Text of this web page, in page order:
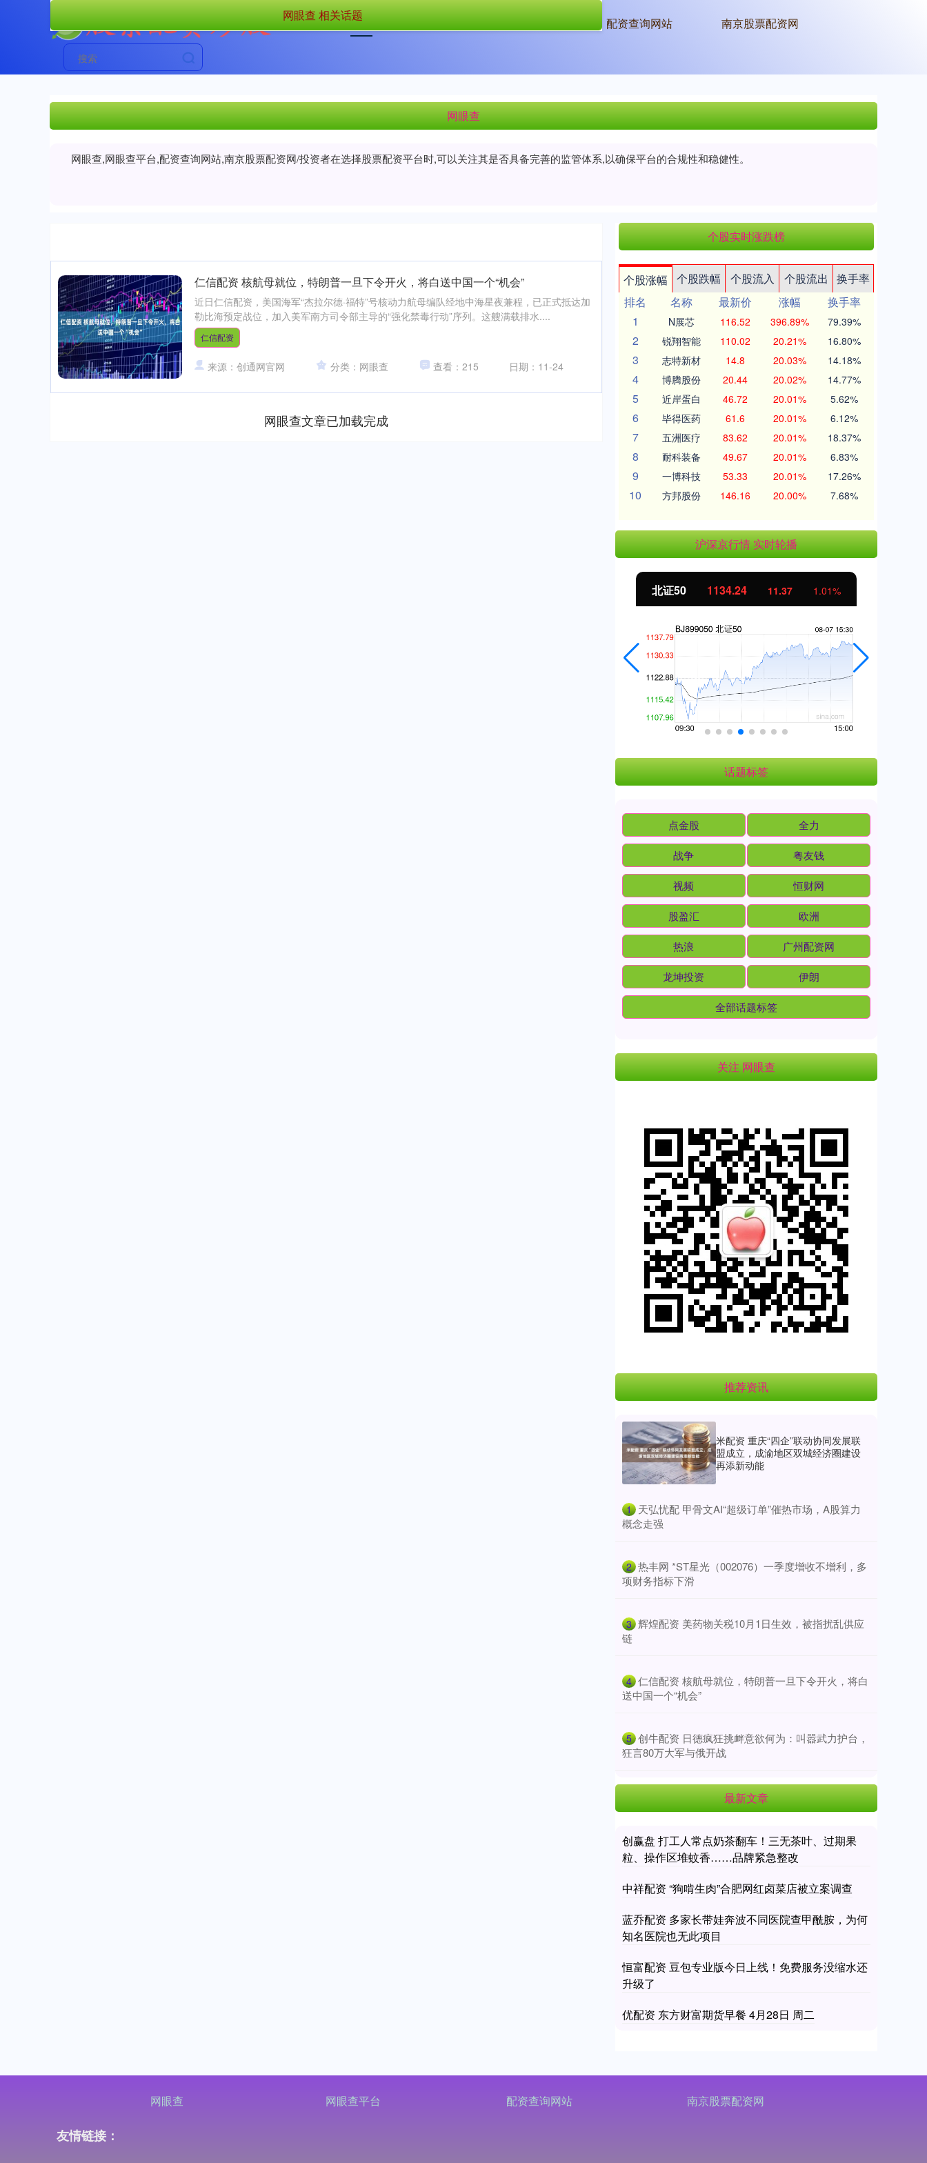
首页 网眼查 网眼查平台 配资查询网站 南京股票配资网
网眼查
网眼查,网眼查平台,配资查询网站,南京股票配资网/投资者在选择股票配资平台时,可以关注其是否具备完善的监管体系,以确保平台的合规性和稳健性。
网眼查 相关话题
仁信配资 核航母就位，特朗普一旦下令开火，将白送中国一个“机会”
近日仁信配资，美国海军“杰拉尔德·福特”号核动力航母编队经地中海星夜兼程，已正式抵达加
勒比海预定战位，加入美军南方司令部主导的“强化禁毒行动”序列。这艘满载排水....
仁信配资
来源：创通网官网 分类：网眼查 查看：215 日期：11-24
网眼查文章已加载完成
个股实时涨跌榜
个股涨幅 个股跌幅 个股流入 个股流出
换手率
排名
名称 最新价 涨幅
换手率
1
N展芯 116.52 396.89% 79.39%
2 锐翔智能 110.02 20.21% 16.80%
3 志特新材 14.8 20.03% 14.18%
4 博腾股份 20.44 20.02% 14.77%
5 近岸蛋白 46.72 20.01% 5.62%
6 毕得医药 61.6 20.01% 6.12%
7 五洲医疗 83.62 20.01% 18.37%
8 耐科装备 49.67 20.01% 6.83%
9 一博科技 53.33 20.01% 17.26%
10 方邦股份 146.16 20.00% 7.68%
沪深京行情 实时轮播
北证50 1134.24 11.37 1.01%
话题标签
点金股 全力
战争 粤友钱
视频 恒财网
股盈汇 欧洲
热浪 广州配资网
龙坤投资 伊朗
全部话题标签
关注 网眼查
推荐资讯
米配资 重庆“四企”联动协同发展联
盟成立，成渝地区双城经济圈建设
再添新动能
1 ​天弘忧配 甲骨文AI“超级订单”催热市场，A股算力
概念走强
2 ​热丰网 *ST星光（002076）一季度增收不增利，多
项财务指标下滑
3 ​辉煌配资 美药物关税10月1日生效，被指扰乱供应
链
4 ​仁信配资 核航母就位，特朗普一旦下令开火，将白
送中国一个“机会”
5 ​创牛配资 日德疯狂挑衅意欲何为：叫嚣武力护台，
狂言80万大军与俄开战
最新文章
创赢盘 打工人常点奶茶翻车！三无茶叶、过期果
粒、操作区堆蚊香……品牌紧急整改
中祥配资 “狗啃生肉”合肥网红卤菜店被立案调查
蓝乔配资 多家长带娃奔波不同医院查甲酰胺，为何
知名医院也无此项目
恒富配资 豆包专业版今日上线！免费服务没缩水还
升级了
优配资 东方财富期货早餐 4月28日 周二
网眼查 网眼查平台 配资查询网站 南京股票配资网
友情链接：